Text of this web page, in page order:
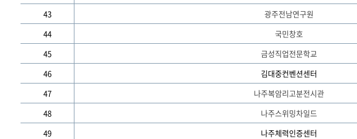
43
광주전남연구원
44
국민창호
45
금성직업전문학교
46
김대중컨벤션센터
47
나주복암리고분전시관
48
나주스위밍차일드
49
나주체력인증센터